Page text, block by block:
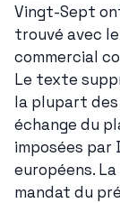
Vingt-Sept
trouvé avec
commercial
Le texte
la plupart
échange du
imposées par
européens.
mandat du